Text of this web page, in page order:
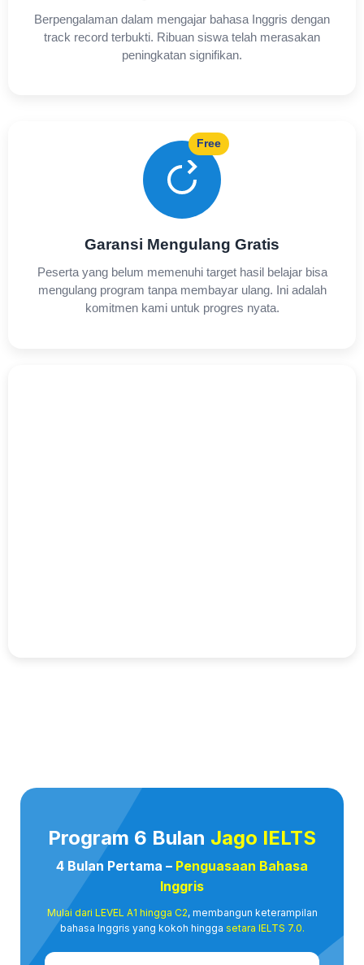
Berpengalaman dalam mengajar bahasa Inggris dengan
track record terbukti. Ribuan siswa telah merasakan
peningkatan signifikan.
Free
Garansi Mengulang Gratis
Peserta yang belum memenuhi target hasil belajar bisa
mengulang program tanpa membayar ulang. Ini adalah
komitmen kami untuk progres nyata.
Program 6 Bulan Jago IELTS
4 Bulan Pertama – Penguasaan Bahasa
Inggris
Mulai dari LEVEL A1 hingga C2, membangun keterampilan
bahasa Inggris yang kokoh hingga setara IELTS 7.0.